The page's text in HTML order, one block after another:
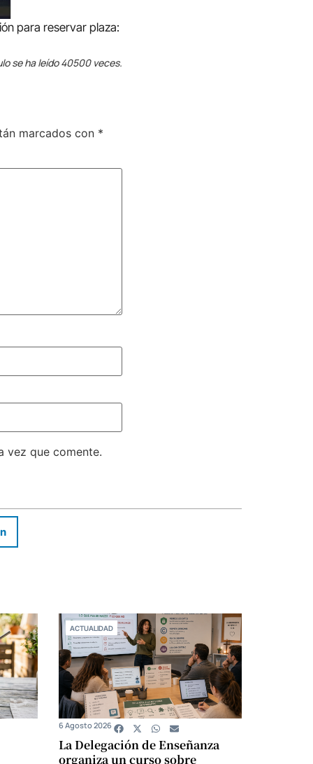
para reservar plaza:
se ha leído 40500 veces.
marcados con *
vez que comente.
ACTUALIDAD
La Delegación de Enseñanza
organiza un curso sobre
6 Agosto 2026